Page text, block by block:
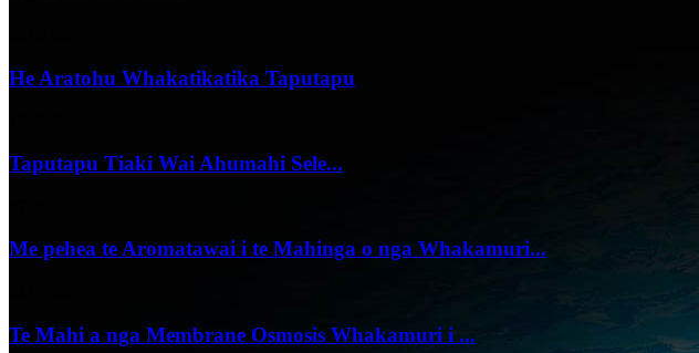
He Aratohu Whakatikatika Taputapu
Taputapu Tiaki Wai Ahumahi Sele...
Me pehea te Aromatawai i te Mahinga o nga Whakamuri...
Te Mahi a nga Membrane Osmosis Whakamuri i ...